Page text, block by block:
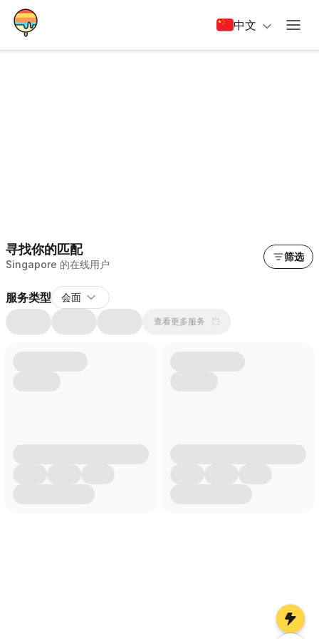
中文
寻找你的匹配
Singapore 的在线用户
筛选
服务类型 会面
查看更多服务